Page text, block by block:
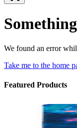
We found an error
Take me to the home
Featured Products